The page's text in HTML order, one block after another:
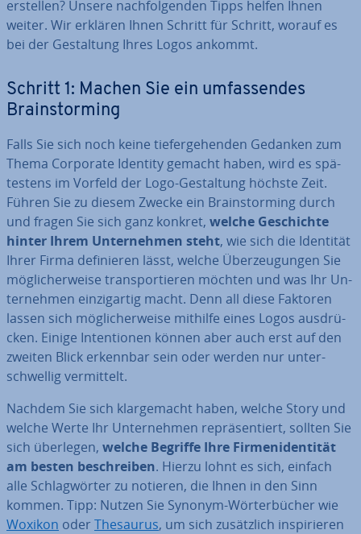
erstellen? Unsere nach­fol­gen­den Tipps helfen Ihnen
weiter. Wir erklären Ihnen Schritt für Schritt, worauf es
bei der Ge­stal­tung Ihres Logos ankommt.
Schritt 1: Machen Sie ein um­fas­sen­des
Brain­stor­ming
Falls Sie sich noch keine tie­fer­ge­hen­den Gedanken zum
Thema Corporate Identity gemacht haben, wird es spä­
tes­tens im Vorfeld der Logo-Ge­stal­tung höchste Zeit.
Führen Sie zu diesem Zwecke ein Brain­stor­ming durch
und fragen Sie sich ganz konkret, welche Ge­schich­te
hinter Ihrem Un­ter­neh­men steht, wie sich die Identität
Ihrer Firma de­fi­nie­ren lässt, welche Über­zeu­gun­gen Sie
mög­li­cher­wei­se trans­por­tie­ren möchten und was Ihr Un­
ter­neh­men ein­zig­ar­tig macht. Denn all diese Faktoren
lassen sich mög­li­cher­wei­se mithilfe eines Logos aus­drü­
cken. Einige In­ten­tio­nen können aber auch erst auf den
zweiten Blick erkennbar sein oder werden nur un­ter­
schwel­lig ver­mit­telt.
Nachdem Sie sich klar­ge­macht haben, welche Story und
welche Werte Ihr Un­ter­neh­men re­prä­sen­tiert, sollten Sie
sich überlegen, welche Begriffe Ihre Fir­men­iden­ti­tät
am besten be­schrei­ben. Hierzu lohnt es sich, einfach
alle Schlag­wör­ter zu notieren, die Ihnen in den Sinn
kommen. Tipp: Nutzen Sie Synonym-Wör­ter­bü­cher wie
Woxikon oder Thesaurus, um sich zu­sätz­lich in­spi­rie­ren